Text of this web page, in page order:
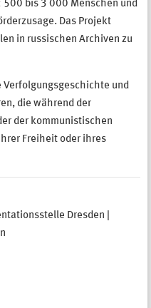
bis 3 000 Menschen und
Das Projekt
in russischen Archiven zu
und
die während der
der kommunistischen
Freiheit oder ihres
Dresden |